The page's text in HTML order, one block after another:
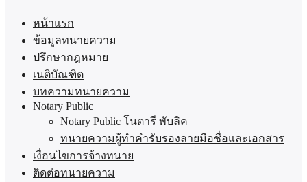
หน้าแรก
ข้อมูลทนายความ
ปรึกษากฎหมาย
เนติบัณฑิต
บทความทนายความ
Notary Public
Notary Public โนตารี พับลิค
ทนายความผู้ทำคำรับรองลายมือชื่อและเอกสาร
เงื่อนไขการจ้างทนาย
ติดต่อทนายความ